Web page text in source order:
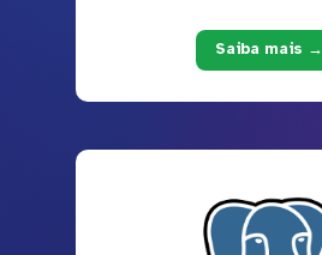
Saiba mais →